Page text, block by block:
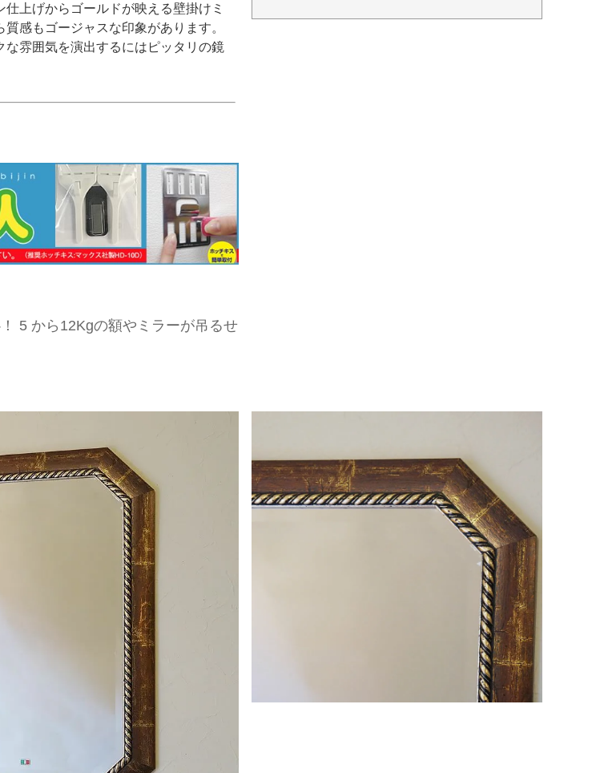
上げからゴールドが映える壁掛けミ
感もゴージャスな印象があります。
雰囲気を演出するにはピッタリの鏡
5 から12Kgの額やミラーが吊るせ